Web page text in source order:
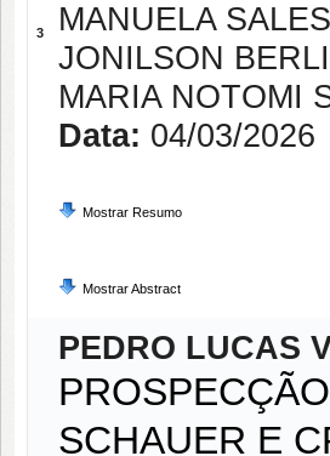
3
MANUELA
JONILSON
MARIA NOTOMI
Data: 04/03/2026
Mostrar Resumo
Mostrar Abstract
PEDRO LUCAS
SCHAUER E